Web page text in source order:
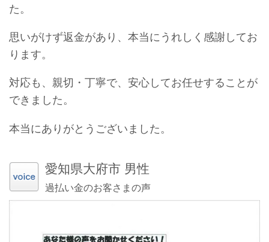
た。
思いがけず返金があり、本当にうれしく感謝してお
ります。
対応も、親切・丁寧で、安心してお任せすることが
できました。
本当にありがとうございました。
愛知県大府市 男性
過払い金のお客さまの声